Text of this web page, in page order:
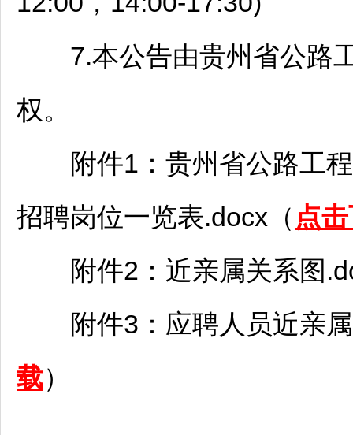
7.本公告由贵州省公路工
权。
附件1：贵州省公路工程
招聘岗位一览表.docx（ 点
附件2：近亲属关系图
附件3：应聘人员近亲属
载）